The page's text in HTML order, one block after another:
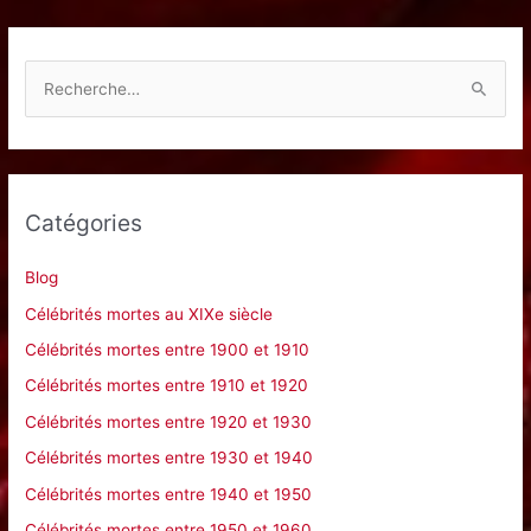
h
r
:
Catégories
Blog
Célébrités mortes au XIXe siècle
Célébrités mortes entre 1900 et 1910
Célébrités mortes entre 1910 et 1920
Célébrités mortes entre 1920 et 1930
Célébrités mortes entre 1930 et 1940
Célébrités mortes entre 1940 et 1950